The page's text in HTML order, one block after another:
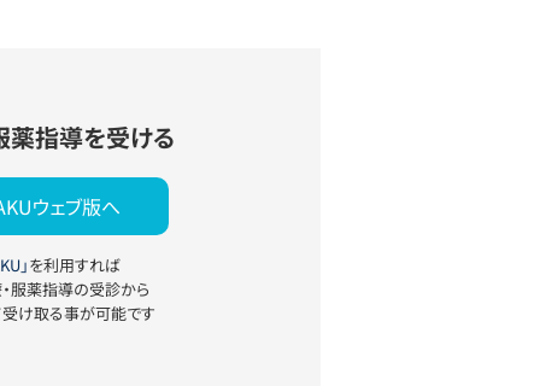
薬指導を受ける
ウェブ版へ
」を利用すれば
服薬指導の受診から
け取る事が可能です